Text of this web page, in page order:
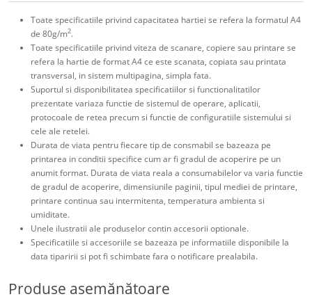
Toate specificatiile privind capacitatea hartiei se refera la formatul A4
de 80g/m2.
Toate specificatiile privind viteza de scanare, copiere sau printare se
refera la hartie de format A4 ce este scanata, copiata sau printata
transversal, in sistem multipagina, simpla fata.
Suportul si disponibilitatea specificatiilor si functionalitatilor
prezentate variaza functie de sistemul de operare, aplicatii,
protocoale de retea precum si functie de configuratiile sistemului si
cele ale retelei.
Durata de viata pentru fiecare tip de consmabil se bazeaza pe
printarea in conditii specifice cum ar fi gradul de acoperire pe un
anumit format. Durata de viata reala a consumabilelor va varia functie
de gradul de acoperire, dimensiunile paginii, tipul mediei de printare,
printare continua sau intermitenta, temperatura ambienta si
umiditate.
Unele ilustratii ale produselor contin accesorii optionale.
Specificatiile si accesoriile se bazeaza pe informatiile disponibile la
data tiparirii si pot fi schimbate fara o notificare prealabila.
Produse asemănătoare